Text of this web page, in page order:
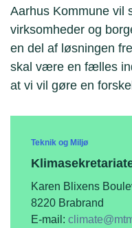
Aarhus Kommune vil
virksomheder og
en del af løsningen
skal være en fælles
at vi vil gøre en
Teknik og Miljø
Karen Blixens
8220 Brabrand
E-mail: